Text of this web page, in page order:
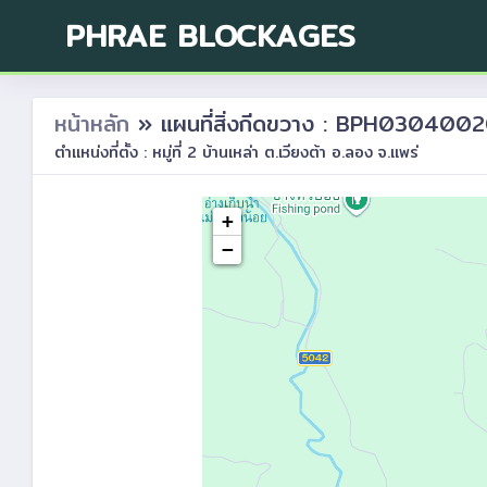
PHRAE BLOCKAGES
หน้าหลัก » แผนที่สิ่งกีดขวาง :
ตำแหน่งที่ตั้ง : หมู่ที่ 2 บ้านเหล่า ต.เวียงต้า อ.ลอง จ.แพร่
+
−